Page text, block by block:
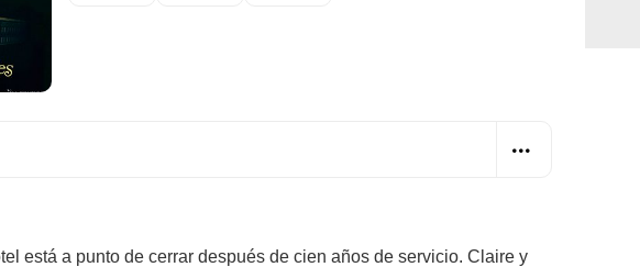
está a punto de cerrar después de cien años de servicio. Claire y